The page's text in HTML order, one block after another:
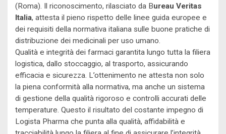
(Roma). Il riconoscimento, rilasciato da Bureau Veritas
Italia, attesta il pieno rispetto delle linee guida europee e
dei requisiti della normativa italiana sulle buone pratiche di
distribuzione dei medicinali per uso umano.
Qualità e integrità dei farmaci garantita lungo tutta la filiera
logistica, dallo stoccaggio, al trasporto, assicurando
efficacia e sicurezza. L’ottenimento ne attesta non solo
la piena conformità alla normativa, ma anche un sistema
di gestione della qualità rigoroso e controlli accurati delle
temperature. Questo il risultato del costante impegno di
Logista Pharma che punta alla qualità, affidabilità e